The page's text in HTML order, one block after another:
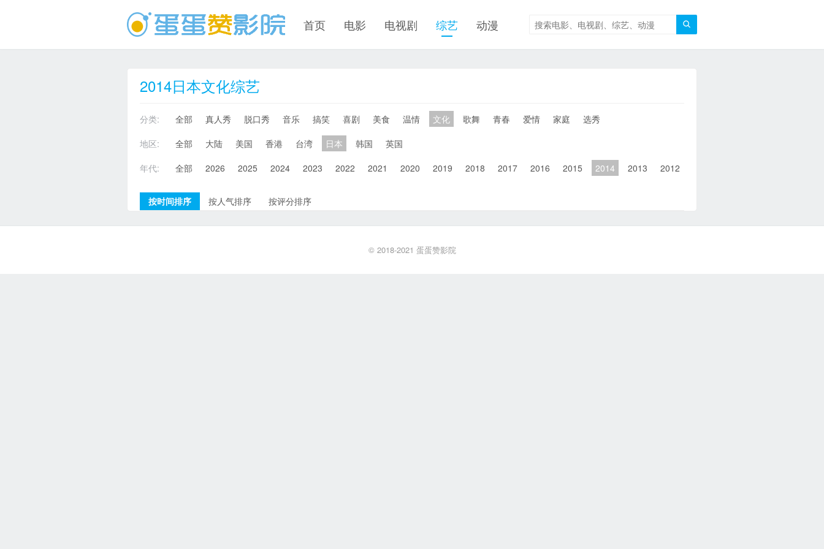

首页 电影 电视剧 综艺 动漫
2014日本文化综艺
分类: 全部 真人秀 脱口秀 音乐 搞笑 喜剧 美食 温情 文化 歌舞 青春 爱情 家庭
选秀
地区:
全部 大陆 美国 香港 台湾 日本 韩国
英国
年代:
全部 2026 2025 2024 2023 2022 2021 2020 2019 2018 2017 2016 2015 2014 2013 2012
按时间排序 按人气排序 按评分排序
© 2018-2021 蛋蛋赞影院